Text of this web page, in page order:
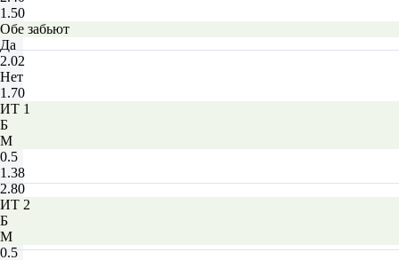
1.50
Обе забьют
Да
2.02
Нет
1.70
ИТ 1
Б
М
0.5
1.38
2.80
ИТ 2
Б
М
0.5